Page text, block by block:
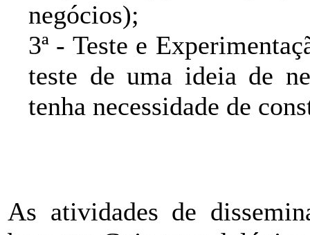
negócios);
3ª - Teste e
teste de uma ideia de
tenha necessidade de
As atividades de